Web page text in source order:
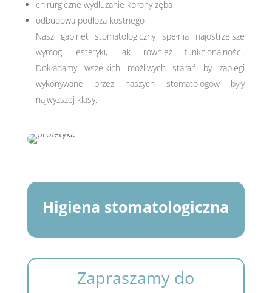
chirurgiczne wydłużanie korony zęba
odbudowa podłoża kostnego
Nasz gabinet stomatologiczny spełnia najostrzejsze
wymogi estetyki, jak również funkcjonalności.
Dokładamy wszelkich możliwych starań by zabiegi
wykonywane przez naszych stomatologów były
najwyższej klasy.
Higiena stomatologiczna
Zapraszamy do